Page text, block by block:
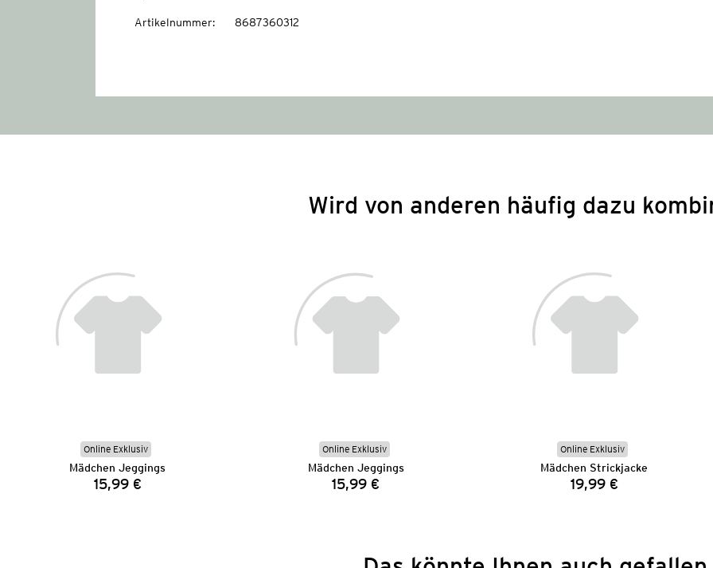
Artikelnummer: 8687360312
Wird von anderen häufig dazu
Online Exklusiv
Mädchen Jeggings
Preis:
15,99 €
Online Exklusiv
Mädchen Jeggings
Preis:
15,99 €
Online Exklusiv
Mädchen Strickjacke
Preis:
19,99 €